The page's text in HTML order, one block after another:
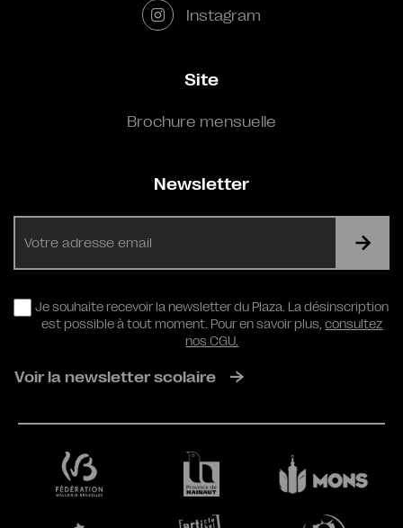
Instagram
Site
Brochure mensuelle
Newsletter
RGPD
Je souhaite recevoir la newsletter du Plaza. La désinscription
est possible à tout moment. Pour en savoir plus,consultez
nos CGU.
Voir la newsletter scolaire